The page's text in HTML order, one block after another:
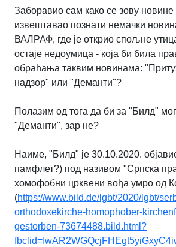
Заборавио сам како се зову новине
извештавао познати немачки
ВАЛРАФ, где је открио спољне
остаје недоумица - која би била
обраћања таквим новинама:
надзор" или "Деманти"?
Полазим од тога да би за "Билд"
"Деманти", зар не?
Наиме, "Билд" је 30.10.2020.
памфлет?) под називом "Српска
хомофобни црквени вођа умро од
(https://www.bild.de/lgbt/2020/lgbt/
orthodoxekirche-homophober-
gestorben-73674488.bild.html?